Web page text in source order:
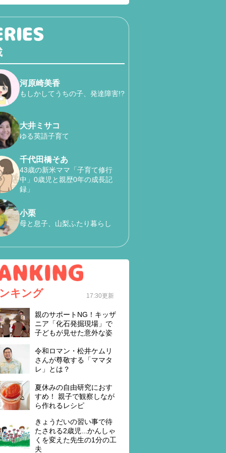
河原崎美香
もしかしてうちの子、発達障害!?
大井ミサコ
ゆる英語子育て
千代田橋そあ
43歳の新米ママ「子育て修行
中」0歳児と親歴0年の成長記
録」
小栗
母と息子、山梨ふたり暮らし
キング 17:30更新
親のサポートNG！キッザ
ニア「化石発掘現場」で
子どもが見せた意外な姿
令和ロマン・松井ケムリ
さんが尊敬する「ママタ
レ」とは？
夏休みの自由研究におす
すめ！ 親子で観察しなが
ら作れるレシピ
きょうだいの習い事で待
たされる2歳児...かんしゃ
くを変えた先生の1分の工
夫